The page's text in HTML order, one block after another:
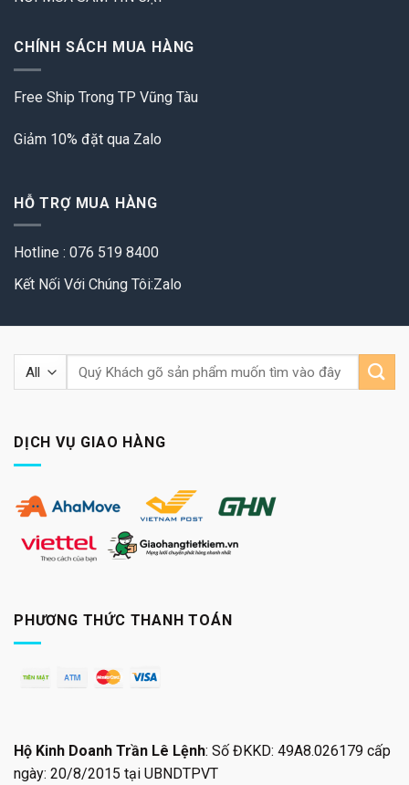
CHÍNH SÁCH MUA HÀNG
Free Ship Trong TP Vũng Tàu
Giảm 10% đặt qua Zalo
HỖ TRỢ MUA HÀNG
Hotline : 076 519 8400
Kết Nối Với Chúng Tôi:Zalo
Tìm
kiếm:
DỊCH VỤ GIAO HÀNG
PHƯƠNG THỨC THANH TOÁN
Hộ Kinh Doanh Trần Lê Lệnh: Số ĐKKD: 49A8.026179 cấp
ngày: 20/8/2015 tại UBNDTPVT